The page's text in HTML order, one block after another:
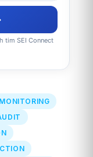
tim SEI Connect